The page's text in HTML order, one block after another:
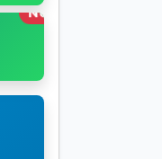
New